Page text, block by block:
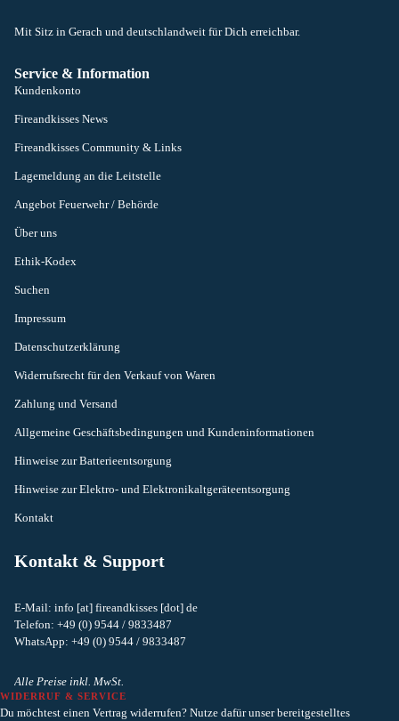
Mit Sitz in Gerach und deutschlandweit für Dich erreichbar.
Service & Information
Kundenkonto
Fireandkisses News
Fireandkisses Community & Links
Lagemeldung an die Leitstelle
Angebot Feuerwehr / Behörde
Über uns
Ethik-Kodex
Suchen
Impressum
Datenschutzerklärung
Widerrufsrecht für den Verkauf von Waren
Zahlung und Versand
Allgemeine Geschäftsbedingungen und Kundeninformationen
Hinweise zur Batterieentsorgung
Hinweise zur Elektro- und Elektronikaltgeräteentsorgung
Kontakt
Kontakt & Support
E-Mail: info [at] fireandkisses [dot] de
Telefon: +49 (0) 9544 / 9833487
WhatsApp: +49 (0) 9544 / 9833487
Alle Preise inkl. MwSt.
WIDERRUF & SERVICE
Du möchtest einen Vertrag widerrufen? Nutze dafür unser bereitgestelltes
Widerrufsrecht
Datenschutzerklärung
AGB
Versand